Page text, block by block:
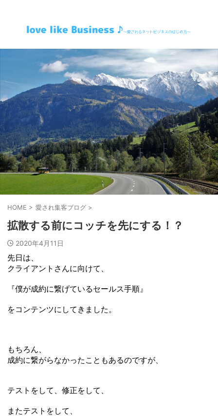
HOME > 愛され集客ブログ >
拡散する前にコッチを先にする！？
2020年4月11日
先日は、
クライアントさんに向けて、
『僕が成約に繋げているセールス手順』
をコンテンツにしてきました。
もちろん、
成約に繋がらなかったこともあるのですが、
テストをして、修正をして、
またテストをして、